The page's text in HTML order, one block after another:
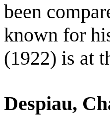
been
known for
(1922) is at
Despiau,